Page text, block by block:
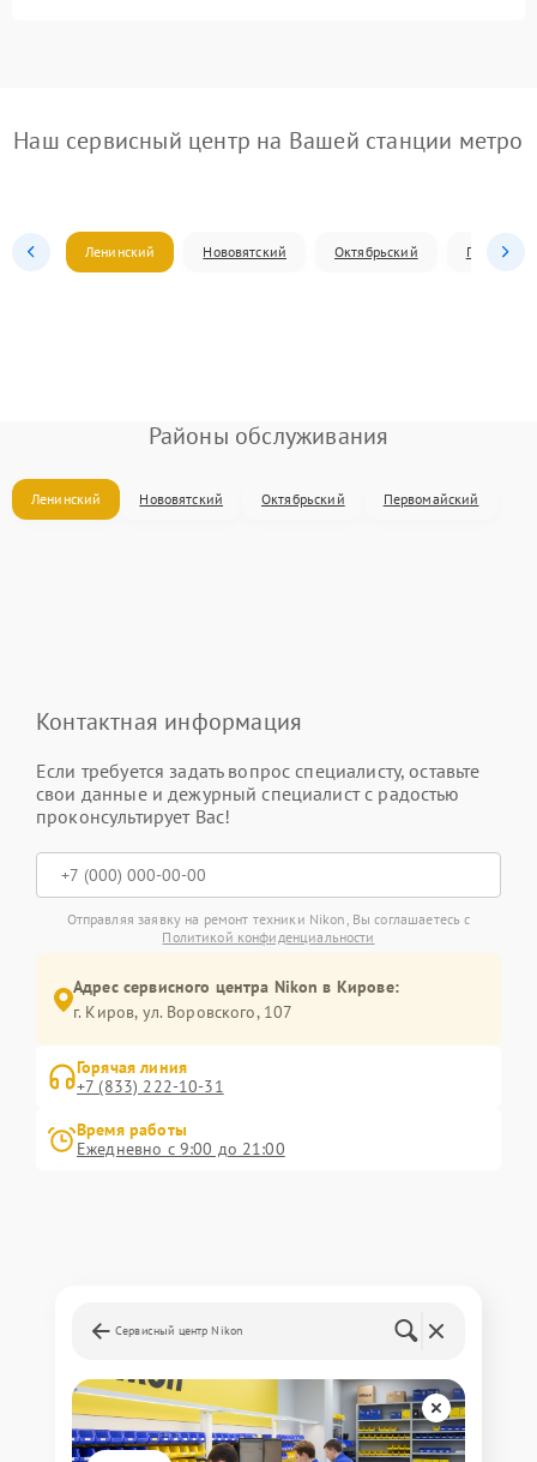
Наш сервисный центр на Вашей станции метро
Ленинский Нововятский Октябрьский
Районы обслуживания
Ленинский Нововятский Октябрьский Первомайский
Контактная информация
Если требуется задать вопрос специалисту, оставьте
свои данные и дежурный специалист с радостью
проконсультирует Вас!
Отправляя заявку на ремонт техники Nikon, Вы соглашаетесь с
Политикой конфиденциальности
Адрес сервисного центра Nikon в Кирове:
г. Киров, ул. Воровского, 107
Горячая линия
+7 (833) 222-10-31
Время работы
Ежедневно с 9:00 до 21:00
Сервисный центр Nikon